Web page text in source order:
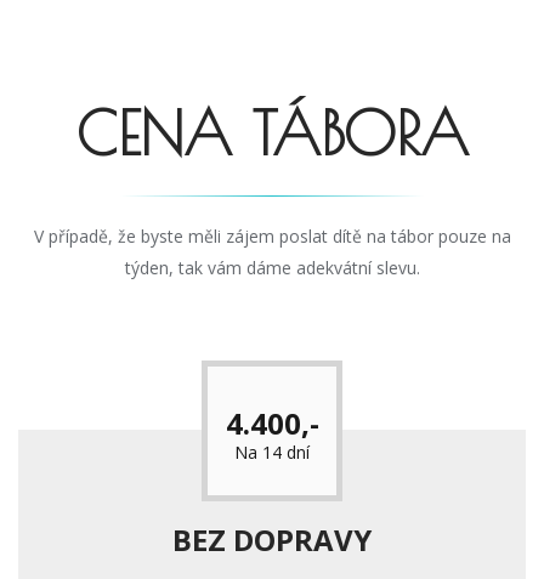
CENA TÁBORA
V případě, že byste měli zájem poslat dítě na tábor pouze na
týden, tak vám dáme adekvátní slevu.
4.400,-
Na 14 dní
BEZ DOPRAVY